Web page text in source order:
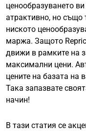
ценообразуването
атрактивно, но също
ниското
маржа. Защото
движи в рамките на
максимални цени.
цените на базата на
Така запазвате
начин!
В тази статия се